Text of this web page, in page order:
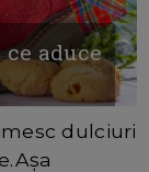
aduce
dulciuri